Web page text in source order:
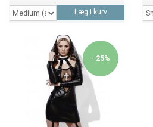
Læg i kurv
- 25%